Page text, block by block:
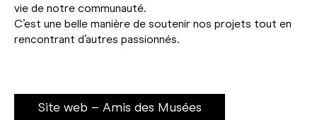
vie de notre communauté.
C’est une belle manière de soutenir nos projets tout en
rencontrant d’autres passionnés.
Site web – Amis des Musées